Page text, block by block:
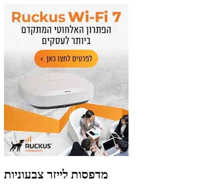
מדפסות לייזר צבעוניות